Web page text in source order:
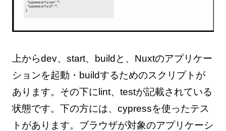
上からdev、start、buildと、Nuxtのアプリケー
ションを起動・buildするためのスクリプトが
あります。その下にlint、testが記載されている
状態です。下の方には、cypressを使ったテス
トがあります。ブラウザが対象のアプリケーシ